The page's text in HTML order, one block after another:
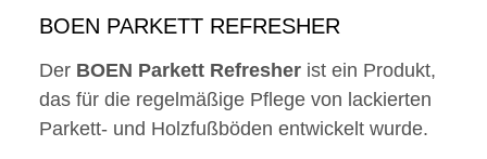
BOEN PARKETT REFRESHER
Der BOEN Parkett Refresher ist ein Produkt,
das für die regelmäßige Pflege von lackierten
Parkett- und Holzfußböden entwickelt wurde.